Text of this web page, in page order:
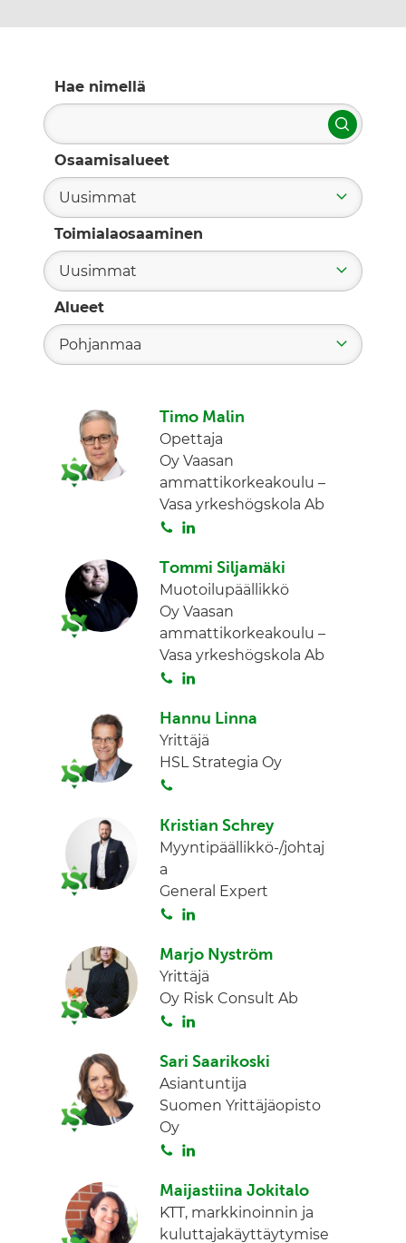
Hae nimellä
Hae
Osaamisalueet
Uusimmat
Toimialaosaaminen
Uusimmat
Alueet
Pohjanmaa
Timo Malin
Opettaja
Oy Vaasan
ammattikorkeakoulu –
Vasa yrkeshögskola Ab
S
i
t
a
n
k
e
d
I
Tommi Siljamäki
Muotoilupäällikkö
Oy Vaasan
ammattikorkeakoulu –
Vasa yrkeshögskola Ab
S
i
t
a
n
k
e
n
Hannu Linna
Yrittäjä
HSL Strategia Oy
i
t
Kristian Schrey
Myyntipäällikkö-/johtaj
a
General Expert
S
i
t
a
n
k
e
n
Marjo Nyström
Yrittäjä
Oy Risk Consult Ab
S
i
t
a
n
k
e
Sari Saarikoski
Asiantuntija
Suomen Yrittäjäopisto
Oy
S
i
t
a
n
k
e
Maijastiina Jokitalo
KTT, markkinoinnin ja
kuluttajakäyttäytymise